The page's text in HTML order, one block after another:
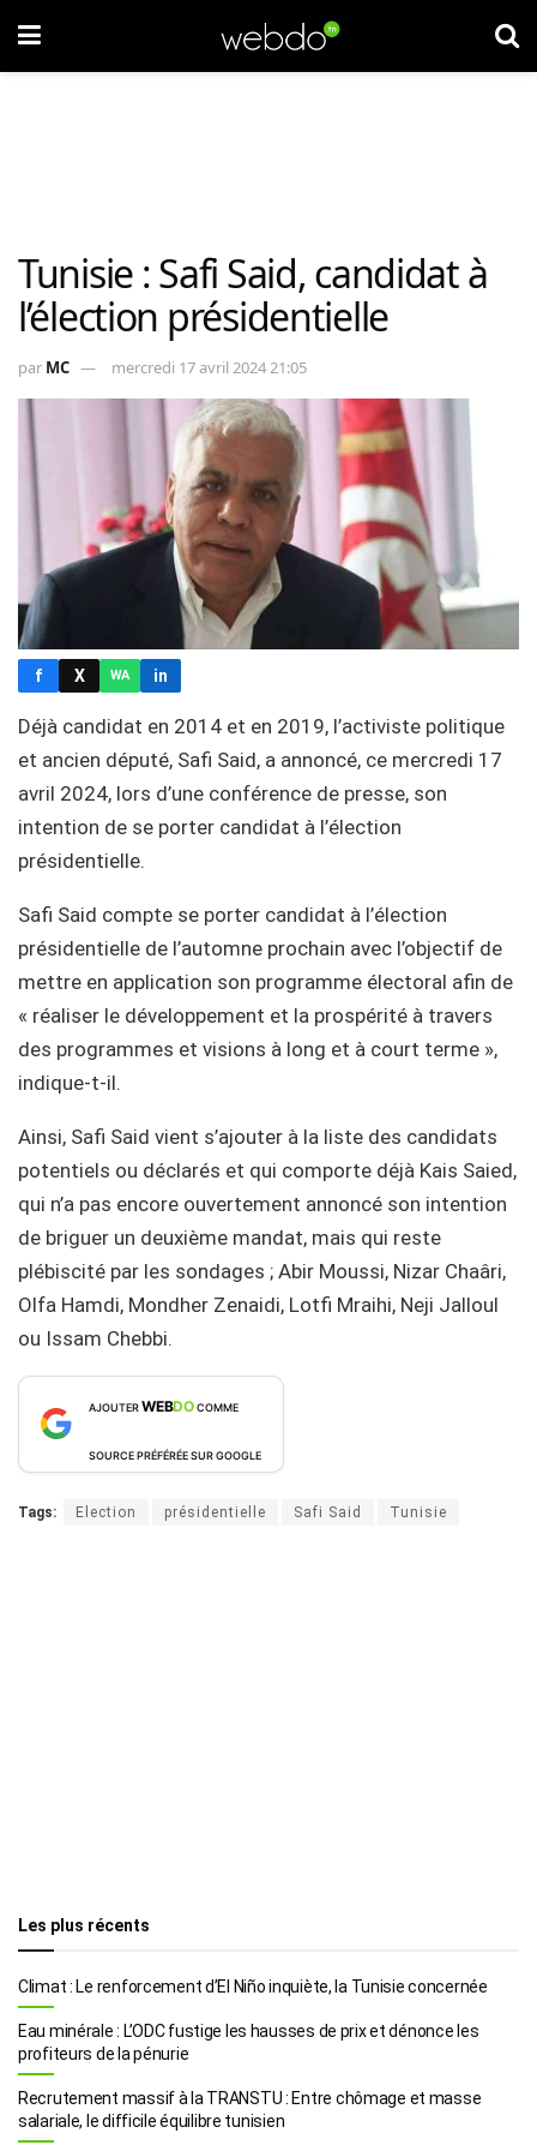
Tunisie : Safi Said, candidat à
l’élection présidentielle
par MC mercredi 17 avril 2024 21:05
f X WA in
Déjà candidat en 2014 et en 2019, l’activiste politique
et ancien député, Safi Said, a annoncé, ce mercredi 17
avril 2024, lors d’une conférence de presse, son
intention de se porter candidat à l’élection
présidentielle.
Safi Said compte se porter candidat à l’élection
présidentielle de l’automne prochain avec l’objectif de
mettre en application son programme électoral afin de
« réaliser le développement et la prospérité à travers
des programmes et visions à long et à court terme »,
indique-t-il.
Ainsi, Safi Said vient s’ajouter à la liste des candidats
potentiels ou déclarés et qui comporte déjà Kais Saied,
qui n’a pas encore ouvertement annoncé son intention
de briguer un deuxième mandat, mais qui reste
plébiscité par les sondages ; Abir Moussi, Nizar Chaâri,
Olfa Hamdi, Mondher Zenaidi, Lotfi Mraihi, Neji Jalloul
ou Issam Chebbi.
AJOUTERWEBDOCOMME
SOURCE PRÉFÉRÉE SUR GOOGLE
Tags: Election présidentielle Safi Said Tunisie
Les plus récents
Climat : Le renforcement d’El Niño inquiète, la Tunisie concernée
Eau minérale : L’ODC fustige les hausses de prix et dénonce les
profiteurs de la pénurie
Recrutement massif à la TRANSTU : Entre chômage et masse
salariale, le difficile équilibre tunisien